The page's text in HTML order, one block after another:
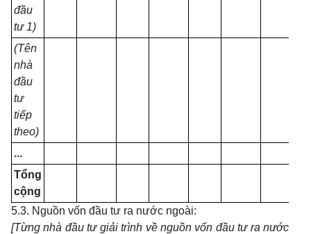
đầu
tư 1)
(Tên
nhà
đầu
tư
tiếp
theo)
...
Tổng
cộng
5.3. Nguồn vốn đầu tư ra nước ngoài:
[Từng nhà đầu tư giải trình về nguồn vốn đầu tư ra nước